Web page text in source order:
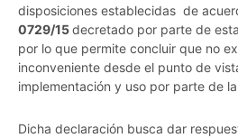
disposiciones establecidas de
0729/15decretado por parte de
por lo que permite concluir que no
inconveniente desde el punto de
implementación y uso por parte de
Dicha declaración busca dar